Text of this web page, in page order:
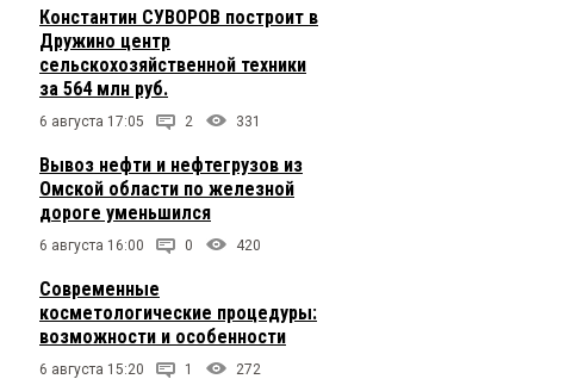
Константин СУВОРОВ построит в
Дружино центр
сельскохозяйственной техники
за 564 млн руб.
6 августа 17:05 2 331
Вывоз нефти и нефтегрузов из
Омской области по железной
дороге уменьшился
6 августа 16:00 0 420
Современные
косметологические процедуры:
возможности и особенности
6 августа 15:20 1 272